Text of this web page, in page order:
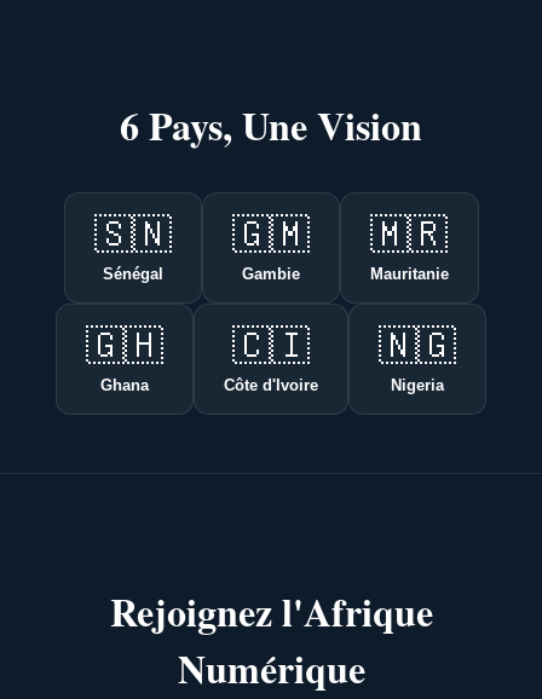
6 Pays, Une Vision
🇸🇳
Sénégal
🇬🇲
Gambie
🇲🇷
Mauritanie
🇬🇭
Ghana
🇨🇮
Côte d'Ivoire
🇳🇬
Nigeria
Rejoignez l'Afrique
Numérique